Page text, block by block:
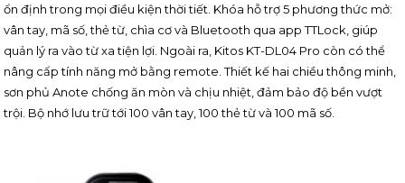
ổn định trong mọi điều kiện thời tiết. Khóa hỗ trợ 5 phương thức mở:
vân tay, mã số, thẻ từ, chìa cơ và Bluetooth qua app TTLock, giúp
quản lý ra vào từ xa tiện lợi. Ngoài ra, Kitos KT-DL04 Pro còn có thể
nâng cấp tính năng mở bằng remote. Thiết kế hai chiều thông minh,
sơn phủ Anote chống ăn mòn và chịu nhiệt, đảm bảo độ bền vượt
trội. Bộ nhớ lưu trữ tới 100 vân tay, 100 thẻ từ và 100 mã số.